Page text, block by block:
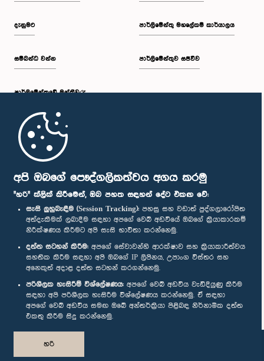
අපි ඔබගේ පෞද්ගලිකත්වය අගය කරමු
"හරි" ක්ලික් කිරීමෙන්, ඔබ පහත සඳහන් දේට එකඟ වේ:
සැසි ලුහුබැඳීම (Session Tracking): පහසු සහ වඩාත් පුද්ගලාරෝපිත
අත්දැකීමක් ලබාදීම සඳහා අපගේ වෙබ් අඩවියේ ඔබගේ ක්‍රියාකාරකම්
නිරීක්ෂණය කිරීමට අපි සැසි භාවිතා කරන්නෙමු.
දත්ත සටහන් කිරීම: අපගේ සේවාවන්හි ආරක්ෂාව සහ ක්‍රියාකාරීත්වය
සහතික කිරීම සඳහා අපි ඔබගේ IP ලිපිනය, උපාංග විස්තර සහ
අනෙකුත් අදාළ දත්ත සටහන් කරගන්නෙමු.
පරිශීලක හැසිරීම් විශ්ලේෂණය: අපගේ වෙබ් අඩවිය වැඩිදියුණු කිරීම
සඳහා අපි පරිශීලක හැසිරීම විශ්ලේෂණය කරන්නෙමු. ඒ සඳහා
අපගේ වෙබ් අඩවිය සමඟ ඔබේ අන්තර්ක්‍රියා පිළිබඳ නිර්නාමික දත්ත
එකතු කිරීම සිදු කරන්නෙමු.
හරි
දැනුමට
සම්බන්ධ වන්න
පාර්ලි‌මේන්තුවේ මන්ත්‍රීවරු
මුල් පිටුව
පාර්ලිමේන්තු මහලේකම් කාර්යාලය
පාර්ලිමේන්තුව සජීවීව
පාර්ලිමේන්තු ජංගම යෙදුම
අප හා සම්බන්ධ වී සිටින්න :
සම්මාන
පෞද්ගලිකත්ව ප්‍රතිපත්තිය